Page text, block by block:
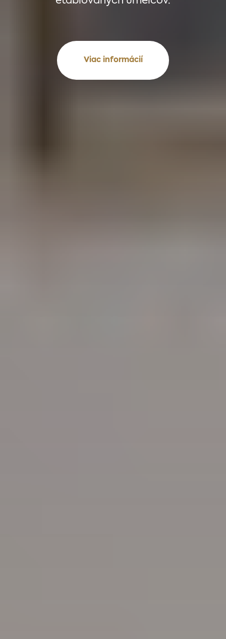
Viac informácií